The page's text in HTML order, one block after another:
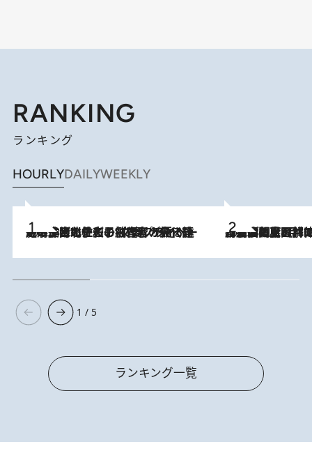
RANKING
ランキング
HOURLYDAILYWEEKLY
2026.8.3
《「文士の子ども被害者の会」発足！》阿川佐和子（72）が語る遠藤周作に北杜夫、劇作家・矢代静一の子どもたちの“文豪プライベート事件簿” 2026.8.8
「最後に見られてよかった」上野動物園の東園パンダ舎が解体前に特別公開。8月16日まで延長されたパネル展と共に辿る“半世紀”のパンダ飼育《解体工事の図面あり》
1 / 5
ランキング一覧